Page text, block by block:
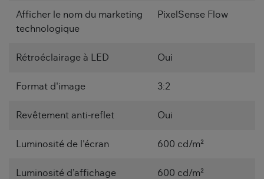
Afficher le nom du marketing
technologique
PixelSense Flow
Rétroéclairage à LED Oui
Format d'image 3:2
Revêtement anti-reflet Oui
Luminosité de l'écran 600 cd/m²
Luminosité d’affichage
600 cd/m²